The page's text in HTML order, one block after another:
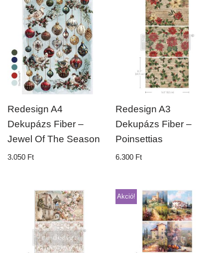
Redesign A4
Dekupázs Fiber –
Jewel Of The Season
3.050 Ft
Redesign A3
Dekupázs Fiber –
Poinsettias
6.300 Ft
Akció!